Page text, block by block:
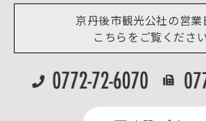
デジタル観光パンフレット
リアルタイム道路情報
京丹後市観光公社の営業
こちらをご覧くださ